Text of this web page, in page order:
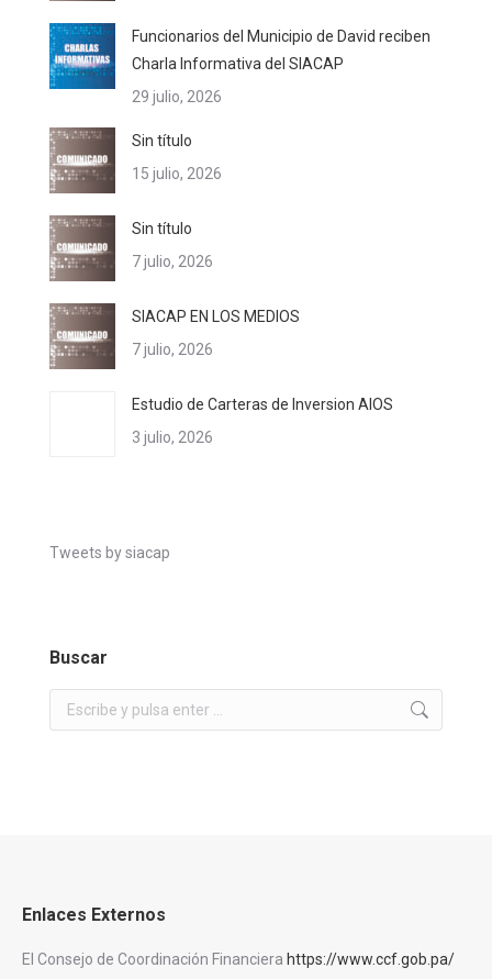
Funcionarios del Municipio de David reciben
Charla Informativa del SIACAP
29 julio, 2026
Sin título
15 julio, 2026
Sin título
7 julio, 2026
SIACAP EN LOS MEDIOS
7 julio, 2026
Estudio de Carteras de Inversion AIOS
3 julio, 2026
Tweets by siacap
Buscar
Buscar:
Enlaces Externos
El Consejo de Coordinación Financiera https://www.ccf.gob.pa/